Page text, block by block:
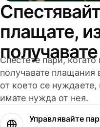
плащате,
Спестете пари,
получавате плащания
от което се нуждаете,
имате нужда от нея.
Управлявайте